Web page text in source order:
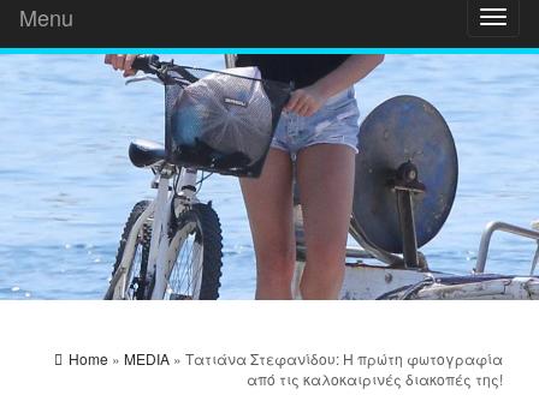
Menu
Home » MEDIA » Tατιάνα Στεφανίδου: Η πρώτη φωτογραφία
από τις καλοκαιρινές διακοπές της!